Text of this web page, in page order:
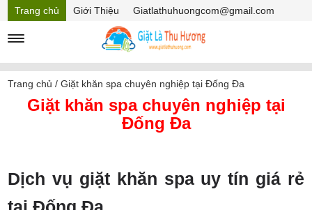
Trang chủ Giới Thiệu
Giatlathuhuongcom@gmail.com
Mã Giảm giá
Trang chủ /Giặt khăn spa chuyên nghiệp tại Đống Đa
Giặt khăn spa chuyên nghiệp tại
Đống Đa
Dịch vụ giặt khăn spa uy tín giá rẻ